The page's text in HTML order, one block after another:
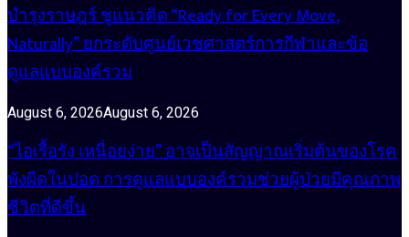
บำรุงราษฎร์ ชูแนวคิด “Ready for Every Move,
Naturally” ยกระดับศูนย์เวชศาสตร์การกีฬาและข้อ
ดูแลแบบองค์รวม
August 6, 2026August 6, 2026
“ไอเรื้อรัง เหนื่อยง่าย” อาจเป็นสัญญาณเริ่มต้นของโรค
พังผืดในปอด การดูแลแบบองค์รวมช่วยผู้ป่วยมีคุณภาพ
ชีวิตที่ดีขึ้น